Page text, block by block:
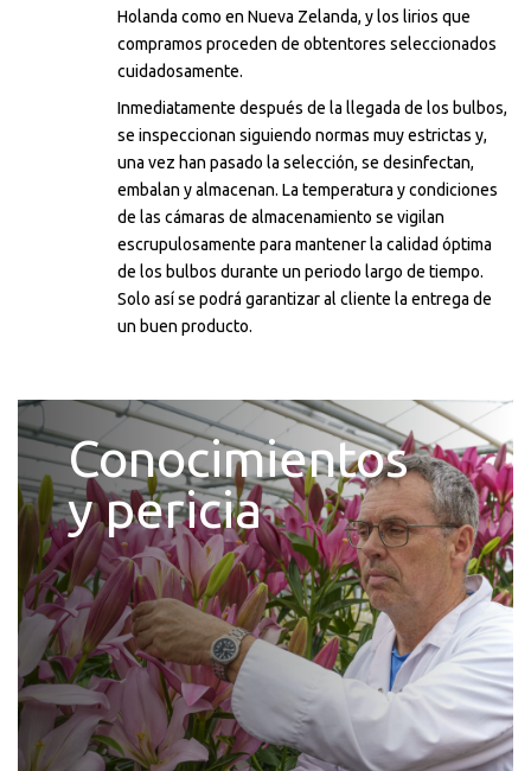
Holanda como en Nueva Zelanda, y los lirios que
compramos proceden de obtentores seleccionados
cuidadosamente.
Inmediatamente después de la llegada de los bulbos,
se inspeccionan siguiendo normas muy estrictas y,
una vez han pasado la selección, se desinfectan,
embalan y almacenan. La temperatura y condiciones
de las cámaras de almacenamiento se vigilan
escrupulosamente para mantener la calidad óptima
de los bulbos durante un periodo largo de tiempo.
Solo así se podrá garantizar al cliente la entrega de
un buen producto.
Conocimientos
y pericia